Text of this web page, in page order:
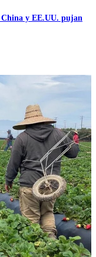
China y EE.UU. pujan